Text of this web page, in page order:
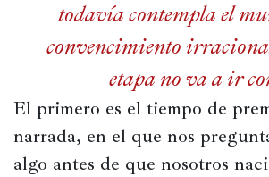
todavía contempla el
convencimiento
etapa no va a ir
El primero es el tiempo de
narrada, en el que nos
algo antes de que nosotros